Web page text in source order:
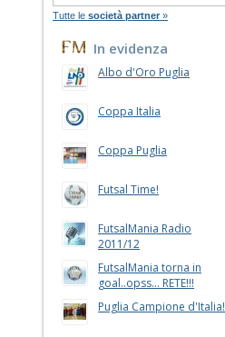
Tutte le società partner »
In evidenza
Albo d'Oro Puglia
Coppa Italia
Coppa Puglia
Futsal Time!
FutsalMania Radio
2011/12
FutsalMania torna in
goal..opss... RETE!!!
Puglia Campione d'Italia!